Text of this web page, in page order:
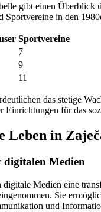
gibt einen Überblick
Sportvereine in den
Sportvereine
7
9
11
das stetige
Einrichtungen für das
Leben in
digitalen Medien
digitale Medien eine
Sie
und